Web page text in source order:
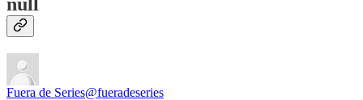
Fuera de Series@fueradeseries